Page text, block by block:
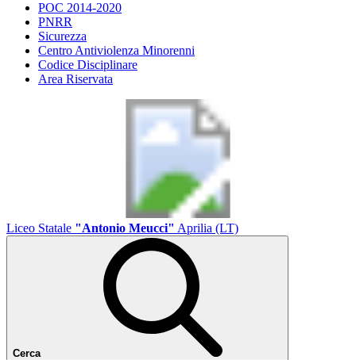
POC 2014-2020
PNRR
Sicurezza
Centro Antiviolenza Minorenni
Codice Disciplinare
Area Riservata
Liceo Statale "Antonio Meucci" Aprilia (LT)
Cerca